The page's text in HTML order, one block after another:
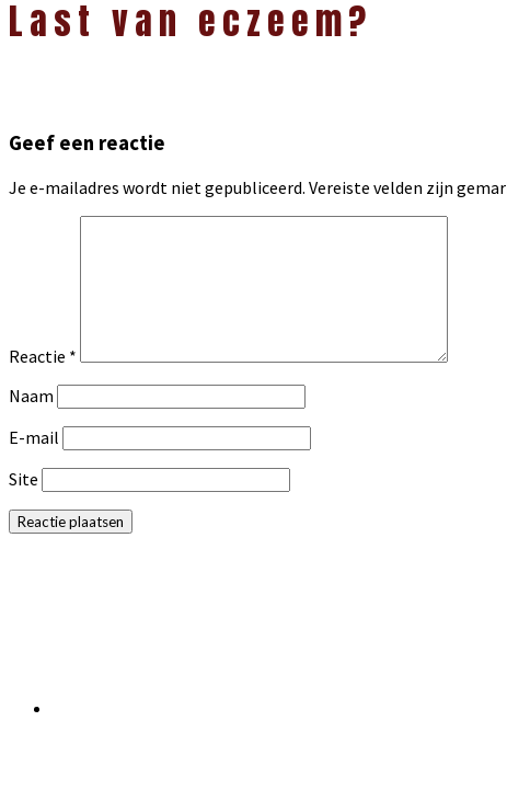
Last van eczeem?
Geef een reactie
Je e-mailadres wordt niet gepubliceerd. Vereiste velden zijn
Reactie *
Naam
E-mail
Site